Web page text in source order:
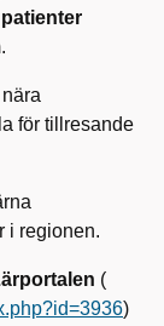
.
för tillresande
i regionen.
(
)